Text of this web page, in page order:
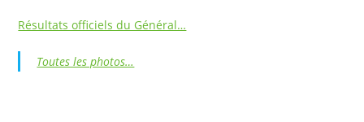
Résultats officiels du Général…
Toutes les photos…